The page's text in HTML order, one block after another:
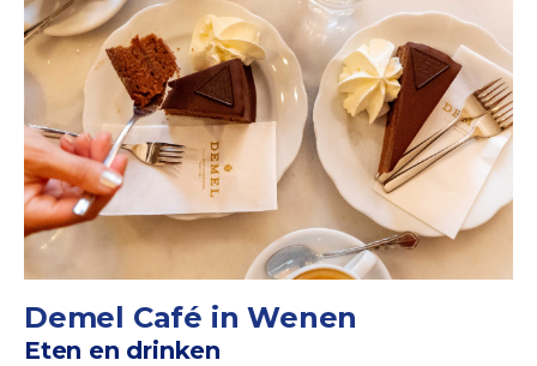
Demel Café in Wenen
Eten en drinken